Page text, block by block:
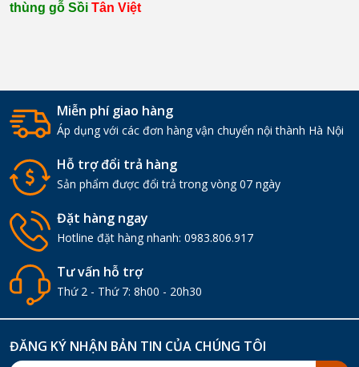
thùng gỗ Sồi Tân Việt
Miễn phí giao hàng
Áp dụng với các đơn hàng vận chuyển nội thành Hà Nội
Hỗ trợ đổi trả hàng
Sản phẩm được đổi trả trong vòng 07 ngày
Đặt hàng ngay
Hotline đặt hàng nhanh: 0983.806.917
Tư vấn hỗ trợ
Thứ 2 - Thứ 7: 8h00 - 20h30
ĐĂNG KÝ NHẬN BẢN TIN CỦA CHÚNG TÔI